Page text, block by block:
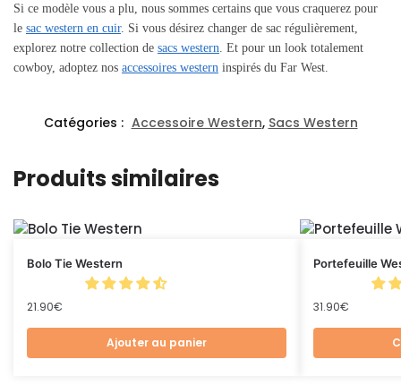
Si ce modèle vous a plu, nous sommes certains que vous craquerez pour
le sac western en cuir. Si vous désirez changer de sac régulièrement,
explorez notre collection de sacs western . Et pour un look totalement
cowboy, adoptez nos accessoires western inspirés du Far West.
Catégories : Accessoire Western, Sacs Western
Produits similaires
Bolo Tie Western
21.90€
Ajouter au panier
Portefeuille
31.90€